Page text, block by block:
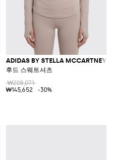
ADIDAS BY STELLA MCCARTNEY
후드 스웨트셔츠
₩208,071
₩145,652
-30%